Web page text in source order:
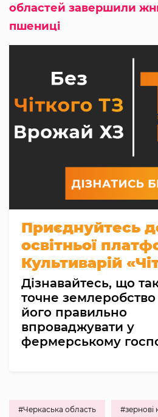
областей завершили
пшениці
Приєднуйтесь
освітньої
Культиварій
Дізнавайтесь, що
точне землеробство
його правильно
впроваджувати у
фермерському
#Черкаська область #зернові